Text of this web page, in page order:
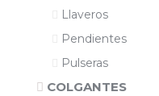
Llaveros
Pendientes
Pulseras
COLGANTES